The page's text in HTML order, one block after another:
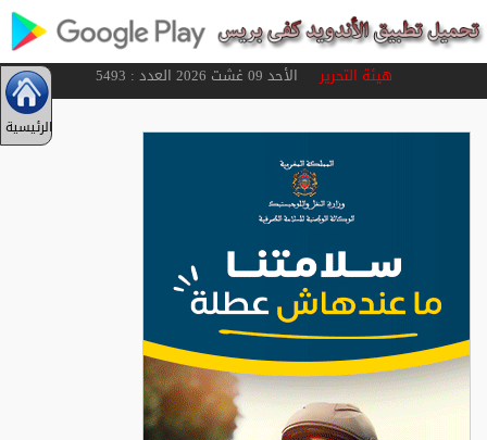
هيئة التحريرالأحد 09 غشت 2026 العدد : 5493
الرئيسية